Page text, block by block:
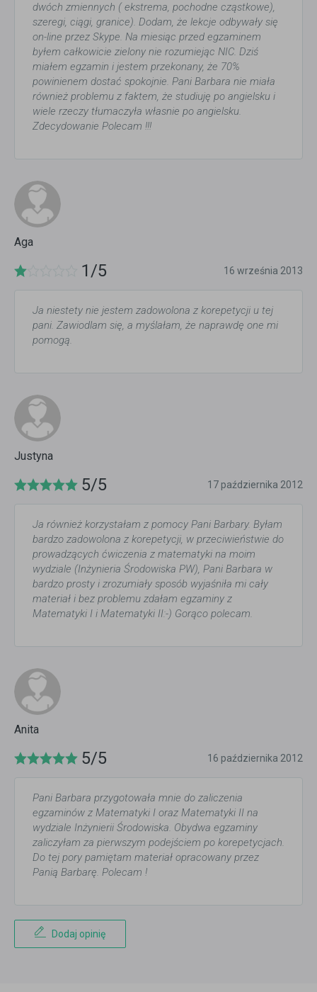
dwóch zmiennych ( ekstrema, pochodne cząstkowe),
szeregi, ciągi, granice). Dodam, że lekcje odbywały się
on-line przez Skype. Na miesiąc przed egzaminem
byłem całkowicie zielony nie rozumiejąc NIC. Dziś
miałem egzamin i jestem przekonany, że 70%
powinienem dostać spokojnie. Pani Barbara nie miała
również problemu z faktem, że studiuję po angielsku i
wiele rzeczy tłumaczyła własnie po angielsku.
Zdecydowanie Polecam !!!
Aga
1/5 16 września 2013
Ja niestety nie jestem zadowolona z korepetycji u tej
pani. Zawiodlam się, a myślałam, że naprawdę one mi
pomogą.
Justyna
5/5 17 października 2012
Ja również korzystałam z pomocy Pani Barbary. Byłam
bardzo zadowolona z korepetycji, w przeciwieństwie do
prowadzących ćwiczenia z matematyki na moim
wydziale (Inżynieria Środowiska PW), Pani Barbara w
bardzo prosty i zrozumiały sposób wyjaśniła mi cały
materiał i bez problemu zdałam egzaminy z
Matematyki I i Matematyki II:-) Gorąco polecam.
Anita
5/5 16 października 2012
Pani Barbara przygotowała mnie do zaliczenia
egzaminów z Matematyki I oraz Matematyki II na
wydziale Inżynierii Środowiska. Obydwa egzaminy
zaliczyłam za pierwszym podejściem po korepetycjach.
Do tej pory pamiętam materiał opracowany przez
Panią Barbarę. Polecam !
Dodaj opinię